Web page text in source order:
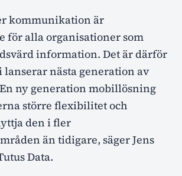
kommunikation är
för alla organisationer som
information. Det är därför
lanserar nästa generation av
ny generation mobillösning
större flexibilitet och
den i fler
än tidigare, säger Jens
Data.